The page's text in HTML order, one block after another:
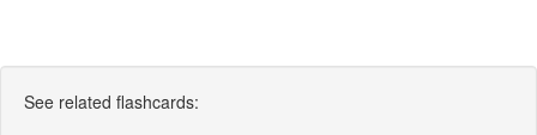
See related flashcards: